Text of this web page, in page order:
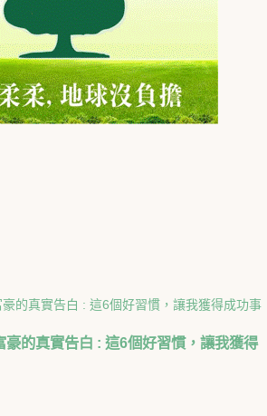
豪的真實告白 : 這6個好習慣，讓我獲得